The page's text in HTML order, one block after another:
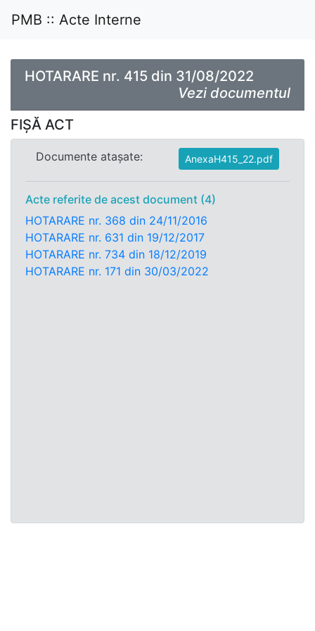
PMB :: Acte Interne
HOTARARE nr. 415 din 31/08/2022
Vezi documentul
FIȘĂ ACT
Documente atașate: AnexaH415_22.pdf
Acte referite de acest document (4)
HOTARARE nr. 368 din 24/11/2016
HOTARARE nr. 631 din 19/12/2017
HOTARARE nr. 734 din 18/12/2019
HOTARARE nr. 171 din 30/03/2022